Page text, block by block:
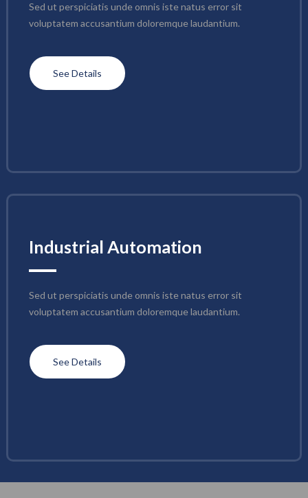
Sed ut perspiciatis unde omnis iste natus error sit
voluptatem accusantium doloremque laudantium.
See Details
Industrial Automation
Sed ut perspiciatis unde omnis iste natus error sit
voluptatem accusantium doloremque laudantium.
See Details